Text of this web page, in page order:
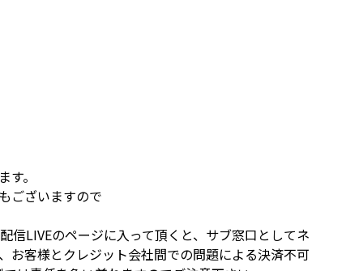
。
ございますので
LIVEのページに入って頂くと、サブ窓口としてネ
お客様とクレジット会社間での問題による決済不可